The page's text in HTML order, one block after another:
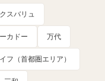
スバリュ
カドー 万代
フ（首都圏エリア）